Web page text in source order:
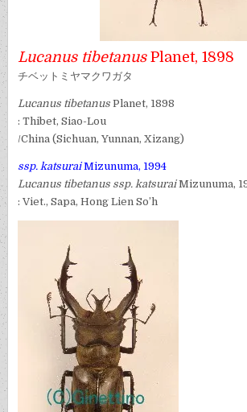
Lucanus tibetanusPlanet, 1898
チベットミヤマクワガタ
Lucanus tibetanusPlanet, 1898
: Thibet, Siao-Lou
/China (Sichuan, Yunnan, Xizang)
ssp. katsuraiMizunuma, 1994
Lucanus tibetanus ssp. katsuraiMizunuma,
: Viet., Sapa, Hong Lien So’h